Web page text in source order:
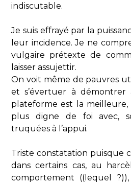
indiscutable.
Je suis effrayé par la
leur incidence. Je ne
vulgaire prétexte de
laisser assujettir.
On voit même de pauvres
et s’évertuer à
plateforme est la
plus digne de foi avec,
truquées à l’appui.
Triste constatation puisque
dans certains cas, au
comportement ((lequel